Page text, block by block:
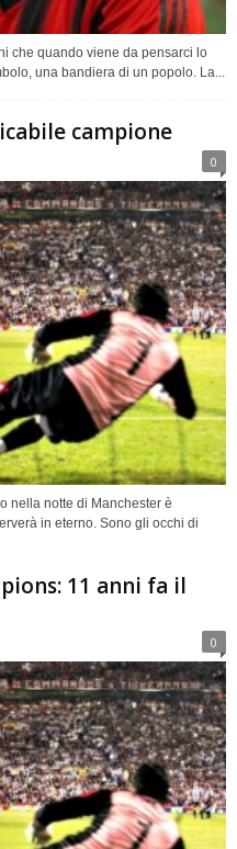
che quando viene da pensarci lo
una bandiera di un popolo. La...
campione
0
nella notte di Manchester è
in eterno. Sono gli occhi di
11 anni fa il
0